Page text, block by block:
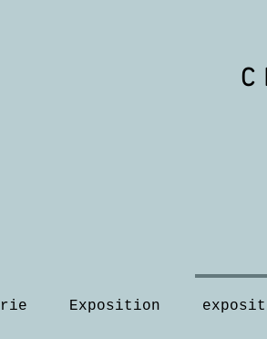
Exposition